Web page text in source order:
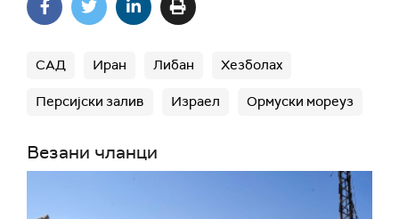
Међутим, рат још није лишио Иран његових
погодног за оружје, нити његове способности
да прети суседима ракетама, дроновима и
посредничким милицијама.
које се почетком године суочило са масовним
устанком, издржало је ударе велике силе без
САД Иран Либан Хезболах
Персијски залив Израел Ормуски мореуз
Везани чланци